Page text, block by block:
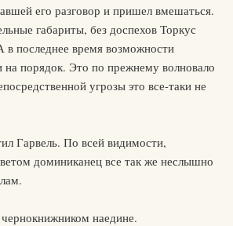
его разговор и пришел вмешаться.
габариты, без доспехов Торкус
последнее время возможности
на порядок. Это по прежнему волновало
угрозы это все-таки не
Гарвель. По всей видимости,
доминиканец все так же неслышно
наедине.